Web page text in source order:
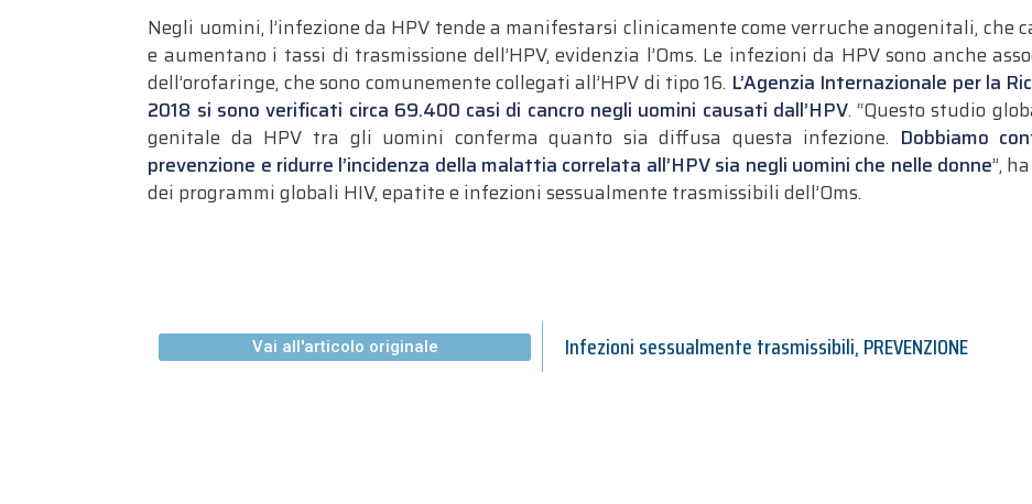
Negli uomini, l’infezione da HPV tende a manifestarsi clinicamente come verruche anogenitali,
e aumentano i tassi di trasmissione dell’HPV, evidenzia l’Oms. Le infezioni da HPV sono anche
dell’orofaringe, che sono comunemente collegati all’HPV di tipo 16. L’Agenzia Internazionale per la
2018 si sono verificati circa 69.400 casi di cancro negli uomini causati dall’HPV. “Questo studio
genitale da HPV tra gli uomini conferma quanto sia diffusa questa infezione. Dobbiamo
prevenzione e ridurre l’incidenza della malattia correlata all’HPV sia negli uomini che nelle donne”,
dei programmi globali HIV, epatite e infezioni sessualmente trasmissibili dell’Oms.
Vai all'articolo originale Infezioni sessualmente trasmissibili,PREVENZIONE